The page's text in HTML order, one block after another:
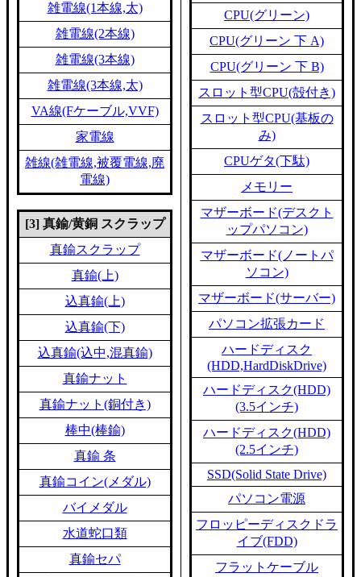
雑電線(1本線,太)
雑電線(2本線)
雑電線(3本線)
雑電線(3本線,太)
VA線(Fケーブル,VVF)
家電線
雑線(雑電線,被覆電線,廃
電線)
[3] 真鍮/黄銅 スクラップ
真鍮スクラップ
真鍮(上)
込真鍮(上)
込真鍮(下)
込真鍮(込中,混真鍮)
真鍮ナット
真鍮ナット(銅付き)
棒中(棒鍮)
真鍮 条
真鍮コイン(メダル)
バイメダル
水道蛇口類
真鍮セパ
CPU(グリーン)
CPU(グリーン 下 A)
CPU(グリーン 下 B)
スロット型CPU(殻付き)
スロット型CPU(基板の
み)
CPUゲタ(下駄)
メモリー
マザーボード(デスクト
ップパソコン)
マザーボード(ノートパ
ソコン)
マザーボード(サーバー)
パソコン拡張カード
ハードディスク
(HDD,HardDiskDrive)
ハードディスク(HDD)
(3.5インチ)
ハードディスク(HDD)
(2.5インチ)
SSD(Solid State Drive)
パソコン電源
フロッピーディスクドラ
イブ(FDD)
フラットケーブル